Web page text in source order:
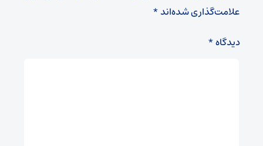
علامت‌گذاری شده‌اند*
دیدگاه*